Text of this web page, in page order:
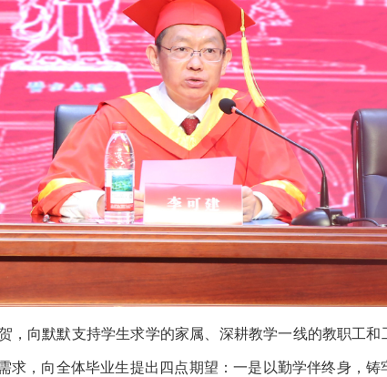
，向默默支持学生求学的家属、深耕教学一线的教职工
，向全体毕业生提出四点期望：一是以勤学伴终身，